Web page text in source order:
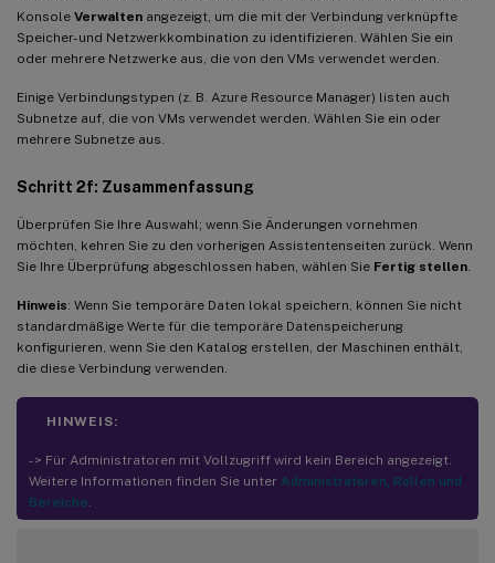
Konsole Verwalten angezeigt, um die mit der Verbindung verknüpfte
Speicher- und Netzwerkkombination zu identifizieren. Wählen Sie ein
oder mehrere Netzwerke aus, die von den VMs verwendet werden.
Einige Verbindungstypen (z. B. Azure Resource Manager) listen auch
Subnetze auf, die von VMs verwendet werden. Wählen Sie ein oder
mehrere Subnetze aus.
Schritt 2f: Zusammenfassung
Überprüfen Sie Ihre Auswahl; wenn Sie Änderungen vornehmen
möchten, kehren Sie zu den vorherigen Assistentenseiten zurück. Wenn
Sie Ihre Überprüfung abgeschlossen haben, wählen Sie Fertig stellen
Hinweis: Wenn Sie temporäre Daten lokal speichern, können Sie nicht
standardmäßige Werte für die temporäre Datenspeicherung
konfigurieren, wenn Sie den Katalog erstellen, der Maschinen enthält,
die diese Verbindung verwenden.
HINWEIS:
- > Für Administratoren mit Vollzugriff wird kein Bereich angezeigt.
Weitere Informationen finden Sie unter Administratoren, Rollen und
Bereiche